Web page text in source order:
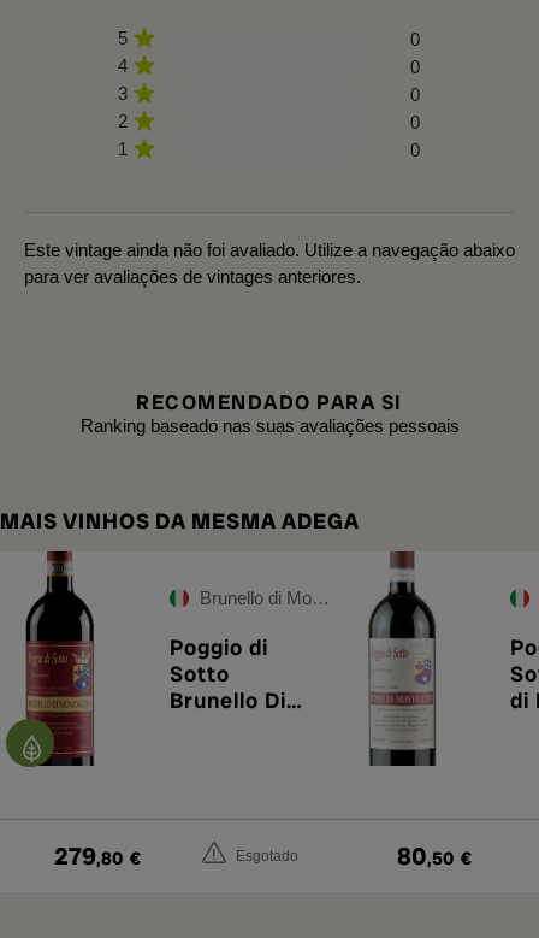
5
0
4
0
3
0
2
0
1
0
Este vintage ainda não foi avaliado. Utilize a navegação abaixo
para ver avaliações de vintages anteriores.
RECOMENDADO PARA SI
Ranking baseado nas suas avaliações pessoais
MAIS VINHOS DA MESMA ADEGA
Brunello di Montalcino DOCG
Poggio di
Sotto
Brunello Di
279,80 € Esgotado
di
80,50 €